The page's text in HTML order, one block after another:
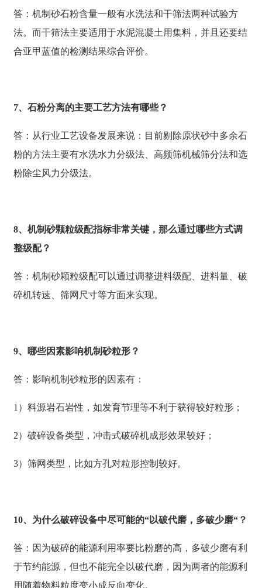
答：机制砂石粉含量一般有水洗法和干筛法两种试验方
法。而干筛法主要适用于水泥混凝土用集料，并且还要结
合亚甲蓝值的检测结果综合评价。
7、石粉分离的主要工艺方法有哪些？
答：从行业工艺设备发展来说：目前剔除原状砂中多余石
粉的方法主要有水洗水力分级法、高频筛机械筛分法和选
粉除尘风力分级法。
8、机制砂颗粒级配指标非常关键，那么通过哪些方式调
整级配？
答：机制砂颗粒级配可以通过调整进料级配、进料量、破
碎机转速、筛网尺寸等方面来实现。
9、哪些因素影响机制砂粒形？
答：影响机制砂粒形的因素有：
1）料源岩石岩性，如发育节理等不利于获得较好粒形；
2）破碎设备类型，冲击式破碎机成形效果较好；
3）筛网类型，比如方孔对粒形控制较好。
10、为什么破碎设备中尽可能的“以破代磨，多破少磨“？
答：因为破碎的能源利用率要比粉磨的高，多破少磨有利
于节约能源，但也不能完全以破代磨，因为两者的能源利
用随着物料粒度变小成反向变化。